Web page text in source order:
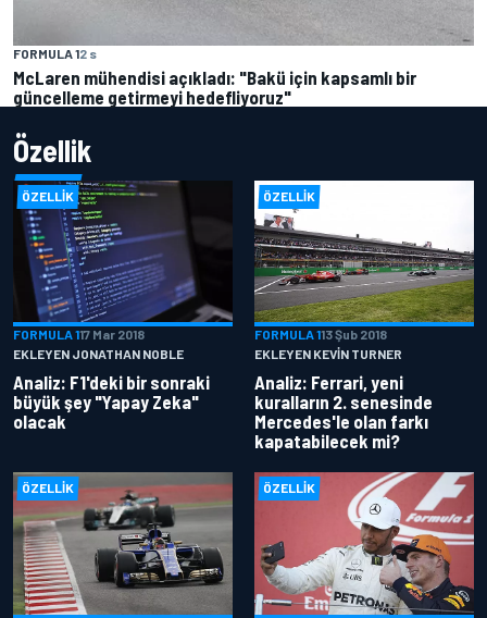
FORMULA 12 s
McLaren mühendisi açıkladı: "Bakü için kapsamlı bir
güncelleme getirmeyi hedefliyoruz"
Özellik
ÖZELLIK
FORMULA 117 Mar 2018
EKLEYEN JONATHAN NOBLE
Analiz: F1'deki bir sonraki
büyük şey "Yapay Zeka"
olacak
ÖZELLIK
FORMULA 113 Şub 2018
EKLEYEN KEVIN TURNER
Analiz: Ferrari, yeni
kuralların 2. senesinde
Mercedes'le olan farkı
kapatabilecek mi?
ÖZELLIK ÖZELLIK